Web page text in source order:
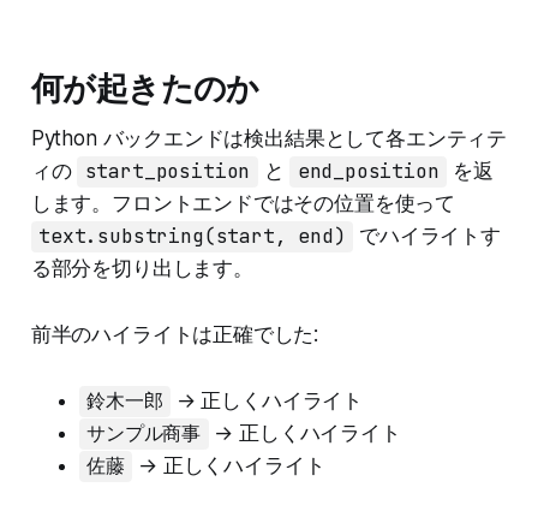
何が起きたのか
Python バックエンドは検出結果として各エンティテ
ィの start_position と end_position
を返
します。フロントエンドではその位置を使って
text.substring(start, end)
でハイライトす
る部分を切り出します。
前半のハイライトは正確でした:
鈴木一郎 → 正しくハイライト
サンプル商事 → 正しくハイライト
佐藤 → 正しくハイライト